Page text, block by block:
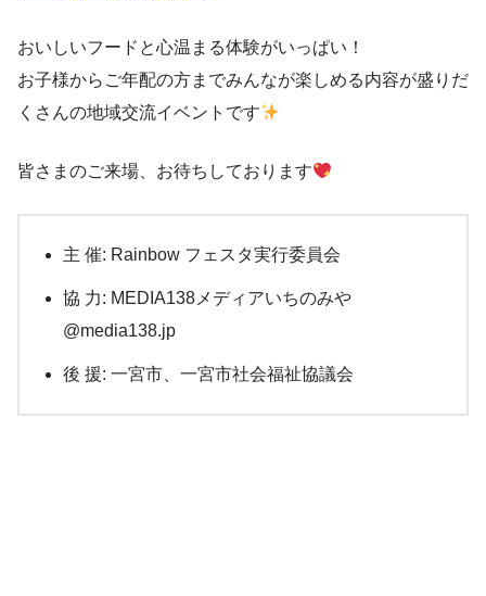
おいしいフードと心温まる体験がいっぱい！
お子様からご年配の方までみんなが楽しめる内容が盛りだ
くさんの地域交流イベントです
皆さまのご来場、お待ちしております
主 催: Rainbow フェスタ実行委員会
協 力: MEDIA138メディアいちのみや
@media138.jp
後 援: 一宮市、一宮市社会福祉協議会